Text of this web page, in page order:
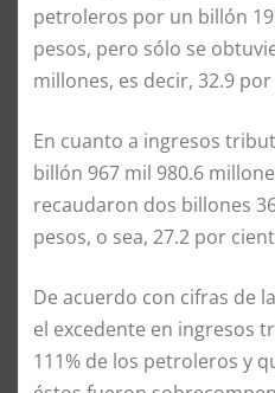
petroleros por un billón
pesos, pero sólo se
millones, es decir, 32.9
En cuanto a ingresos
billón 967 mil 980.6
recaudaron dos billones
pesos, o sea, 27.2 por
De acuerdo con cifras de
el excedente en ingresos
111% de los petroleros y